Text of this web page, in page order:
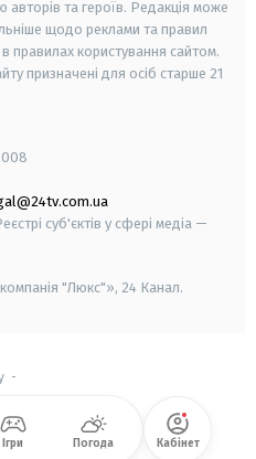
та героїв. Редакція може
щодо реклами та правил
правилах користування сайтом.
призначені для осіб старше 21
суб'єктів у сфері медіа —
"Люкс"», 24 Канал.
-
Ігри Погода Кабінет